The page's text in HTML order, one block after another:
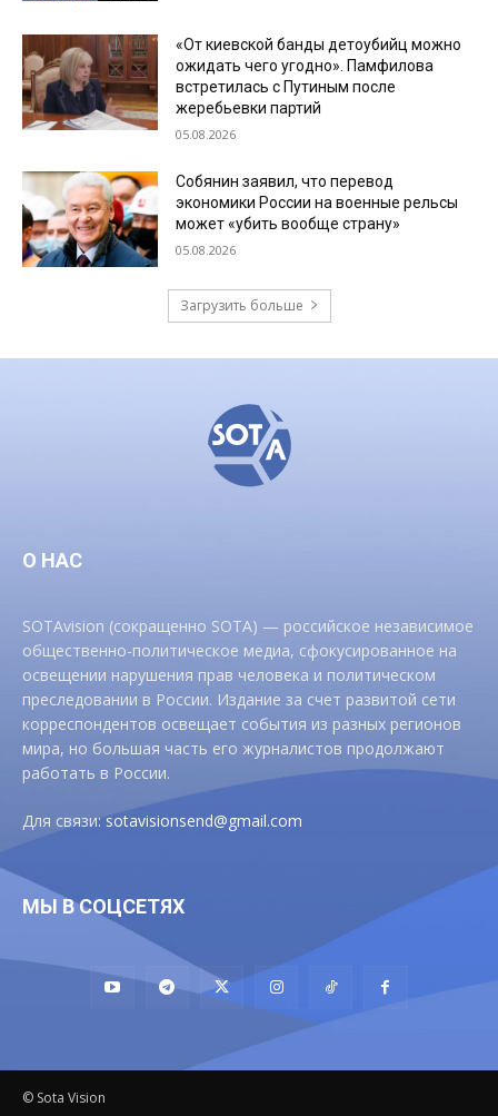
«От киевской банды детоубийц можно
ожидать чего угодно». Памфилова
встретилась с Путиным после
жеребьевки партий
05.08.2026
Собянин заявил, что перевод
экономики России на военные рельсы
может «убить вообще страну»
05.08.2026
Загрузить больше
О НАС
SOTAvision (сокращенно SOTA) — российское независимое
общественно-политическое медиа, сфокусированное на
освещении нарушения прав человека и политическом
преследовании в России. Издание за счет развитой сети
корреспондентов освещает события из разных регионов
мира, но большая часть его журналистов продолжают
работать в России.
Для связи:sotavisionsend@gmail.com
МЫ В СОЦСЕТЯХ
© Sota Vision